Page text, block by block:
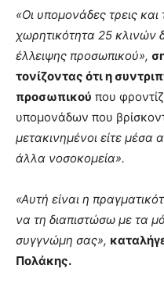
«Οι υπομονάδες τρεις και
χωρητικότητα 25 κλινών
έλλειψης προσωπικού»,
τονίζοντας ότι η
προσωπικού που
υπομονάδων που
μετακινημένοι είτε μέσα
άλλα νοσοκομεία».
«Αυτή είναι η
να τη διαπιστώσω με τα
συγγνώμη σας»,
Πολάκης.